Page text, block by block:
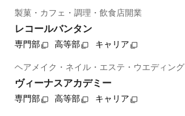
製菓・カフェ・調理・飲食店開業
レコールバンタン
専門部 高等部 キャリア
ヘアメイク・ネイル・エステ・ウエディング
ヴィーナスアカデミー
専門部 高等部 キャリア